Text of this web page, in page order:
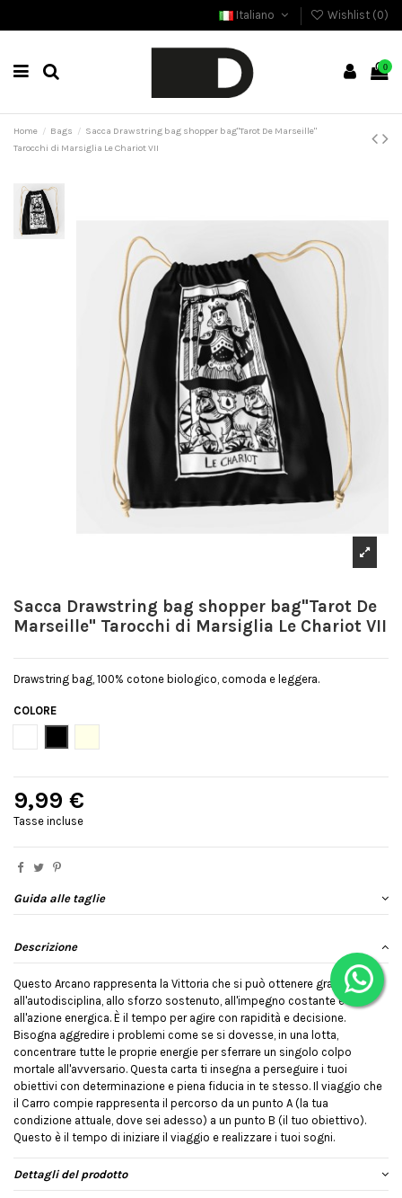
Italiano Wishlist (0)
0
Home Bags
Sacca Drawstring bag shopper bag"Tarot De Marseille"
Tarocchi di Marsiglia Le Chariot VII
Sacca Drawstring bag shopper bag"Tarot De
Marseille" Tarocchi di Marsiglia Le Chariot VII
Drawstring bag, 100% cotone biologico, comoda e leggera.
COLORE
9,99 €
Tasse incluse
Guida alle taglie
Descrizione
Questo Arcano rappresenta la Vittoria che si può ottenere grazie
all'autodisciplina, allo sforzo sostenuto, all'impegno costante e
all'azione energica. È il tempo per agire con rapidità e decisione.
Bisogna aggredire i problemi come se si dovesse, in una lotta,
concentrare tutte le proprie energie per sferrare un singolo colpo
mortale all'avversario. Questa carta ti insegna a perseguire i tuoi
obiettivi con determinazione e piena fiducia in te stesso. Il viaggio che
il Carro compie rappresenta il percorso da un punto A (la tua
condizione attuale, dove sei adesso) a un punto B (il tuo obiettivo).
Questo è il tempo di iniziare il viaggio e realizzare i tuoi sogni.
Dettagli del prodotto